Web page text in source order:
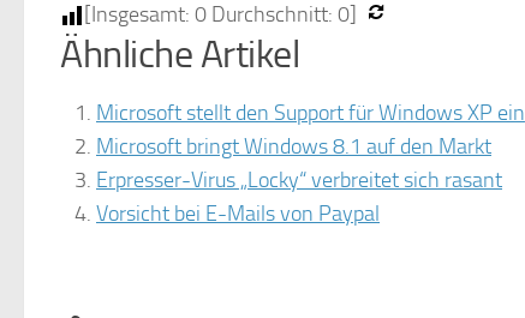
[Insgesamt: 0 Durchschnitt: 0]
Ähnliche Artikel
Microsoft stellt den Support für Windows XP ein
Microsoft bringt Windows 8.1 auf den Markt
Erpresser-Virus „Locky“ verbreitet sich rasant
Vorsicht bei E-Mails von Paypal